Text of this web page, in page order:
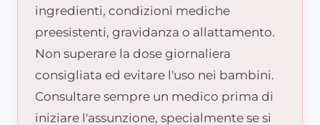
ingredienti, condizioni mediche
preesistenti, gravidanza o allattamento.
Non superare la dose giornaliera
consigliata ed evitare l'uso nei bambini.
Consultare sempre un medico prima di
iniziare l'assunzione, specialmente se si